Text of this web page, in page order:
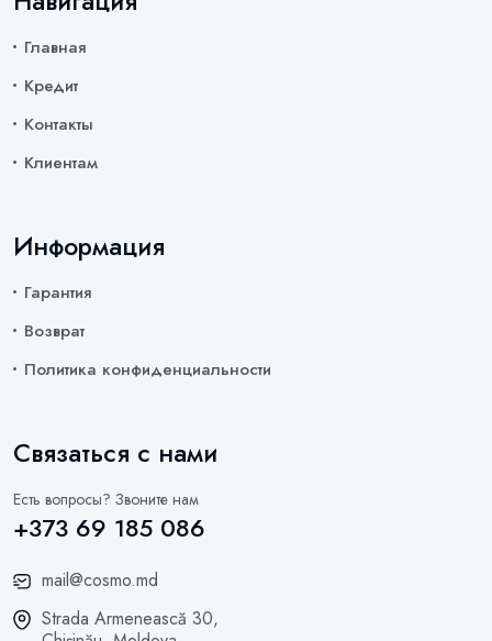
Главная
Кредит
Контакты
Клиентам
Информация
Гарантия
Возврат
Политика конфиденциальности
Связаться с нами
Есть вопросы? Звоните нам
+373 69 185 086
mail@cosmo.md
Strada Armenească 30,